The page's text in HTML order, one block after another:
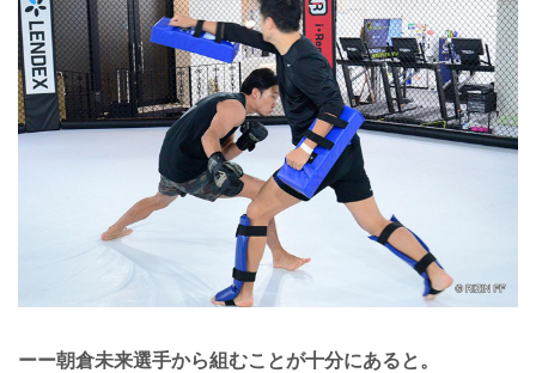
ーー朝倉未来選手から組むことが十分にあると。